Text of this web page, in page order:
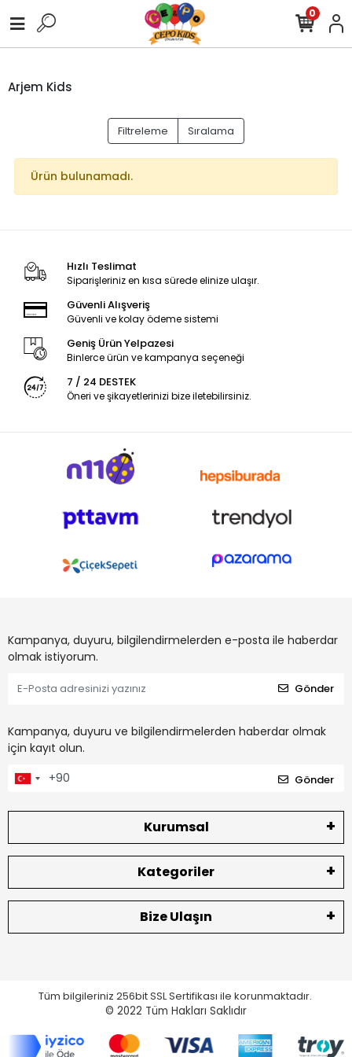
0
Arjem Kids
Filtreleme Sıralama
Ürün bulunamadı.
Hızlı Teslimat
Siparişleriniz en kısa sürede elinize ulaşır.
Güvenli Alışveriş
Güvenli ve kolay ödeme sistemi
Geniş Ürün Yelpazesi
Binlerce ürün ve kampanya seçeneği
7 / 24 DESTEK
Öneri ve şikayetlerinizi bize iletebilirsiniz.
Kampanya, duyuru, bilgilendirmelerden e-posta ile haberdar
olmak istiyorum.
Gönder
Kampanya, duyuru ve bilgilendirmelerden haberdar olmak
için kayıt olun.
Gönder
Kurumsal
Kategoriler
Bize Ulaşın
Tüm bilgileriniz 256bit SSL Sertifikası ile korunmaktadır.
© 2022 Tüm Hakları Saklıdır